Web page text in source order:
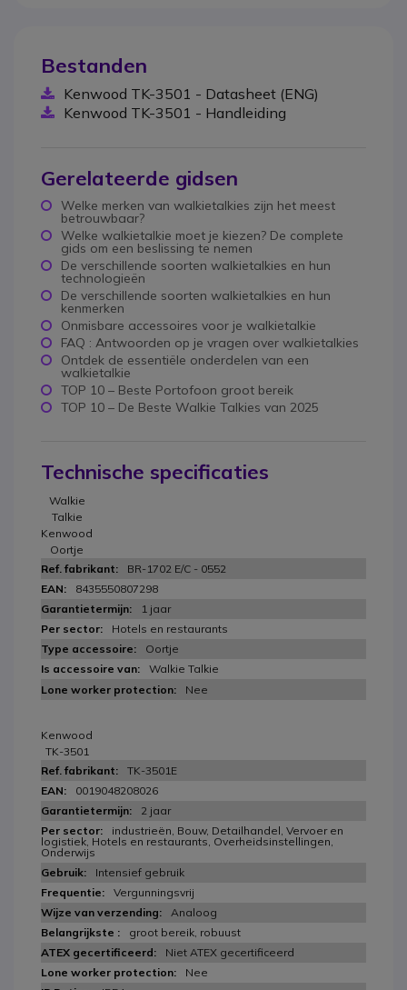
Bestanden
Kenwood TK-3501 - Datasheet (ENG)
Kenwood TK-3501 - Handleiding
Gerelateerde gidsen
Welke merken van walkietalkies zijn het meest
betrouwbaar?
Welke walkietalkie moet je kiezen? De complete
gids om een beslissing te nemen
De verschillende soorten walkietalkies en hun
technologieën
De verschillende soorten walkietalkies en hun
kenmerken
Onmisbare accessoires voor je walkietalkie
FAQ : Antwoorden op je vragen over walkietalkies
Ontdek de essentiële onderdelen van een
walkietalkie
TOP 10 – Beste Portofoon groot bereik
TOP 10 – De Beste Walkie Talkies van 2025
Technische specificaties
Walkie
Talkie
Kenwood
Oortje
BR-1702 E/C - 0552
8435550807298
1 jaar
Hotels en restaurants
Oortje
Walkie Talkie
Nee
Kenwood
TK-3501
TK-3501E
0019048208026
2 jaar
industrieën, Bouw, Detailhandel, Vervoer en
logistiek, Hotels en restaurants, Overheidsinstellingen,
Onderwijs
Intensief gebruik
Vergunningsvrij
Analoog
groot bereik, robuust
Niet ATEX gecertificeerd
Nee